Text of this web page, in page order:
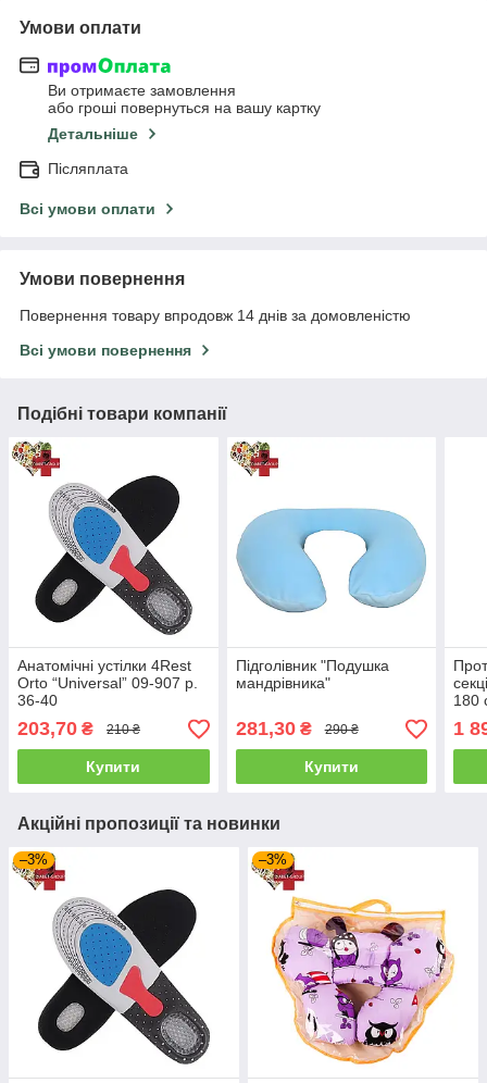
Умови оплати
Ви отримаєте замовлення
або гроші повернуться на вашу картку
Детальніше
Післяплата
Всі умови оплати
Умови повернення
Повернення товару впродовж 14 днів за домовленістю
Всі умови повернення
Подібні товари компанії
Анатомічні устілки 4Rest
Orto “Universal” 09-907 р.
36-40
203,70 ₴ 210 ₴
Купити
Підголівник "Подушка
мандрівника"
281,30₴ 290 ₴
Купити
180
1
Акційні пропозиції та новинки
–3% –3%